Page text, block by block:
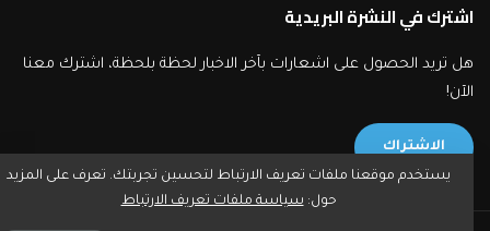
اشترك في النشرة البريدية
هل تريد الحصول على اشعارات بآخر الاخبار لحظة بلحظة، اشترك معنا
الآن!
الاشتراك
يستخدم موقعنا ملفات تعريف الارتباط لتحسين تجربتك. تعرف على المزيد
حول:سياسة ملفات تعريف الارتباط